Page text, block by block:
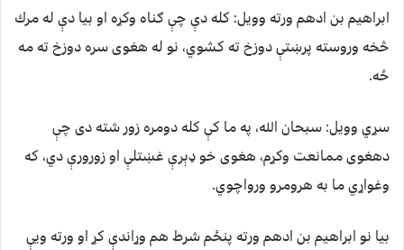
ابراهيم بن ادهم ورته وويل: كله دې چې ګناه وكړه او بيا دې له مرك
څخه وروسته پرښتې دوزخ ته كشوي، نو له هغوى سره دوزخ ته مه
ځه.
سړي وويل: سبحان الله، په ما كې كله دومره زور شته دى چې
دهغوى ممانعت وكړم، هغوى خو ډېرې غښتلې او زورورې دي، كه
وغواړي ما به هرومرو ورواچوي.
بيا نو ابراهيم بن ادهم ورته پنځم شرط هم وړاندې كړ او ورته ويې